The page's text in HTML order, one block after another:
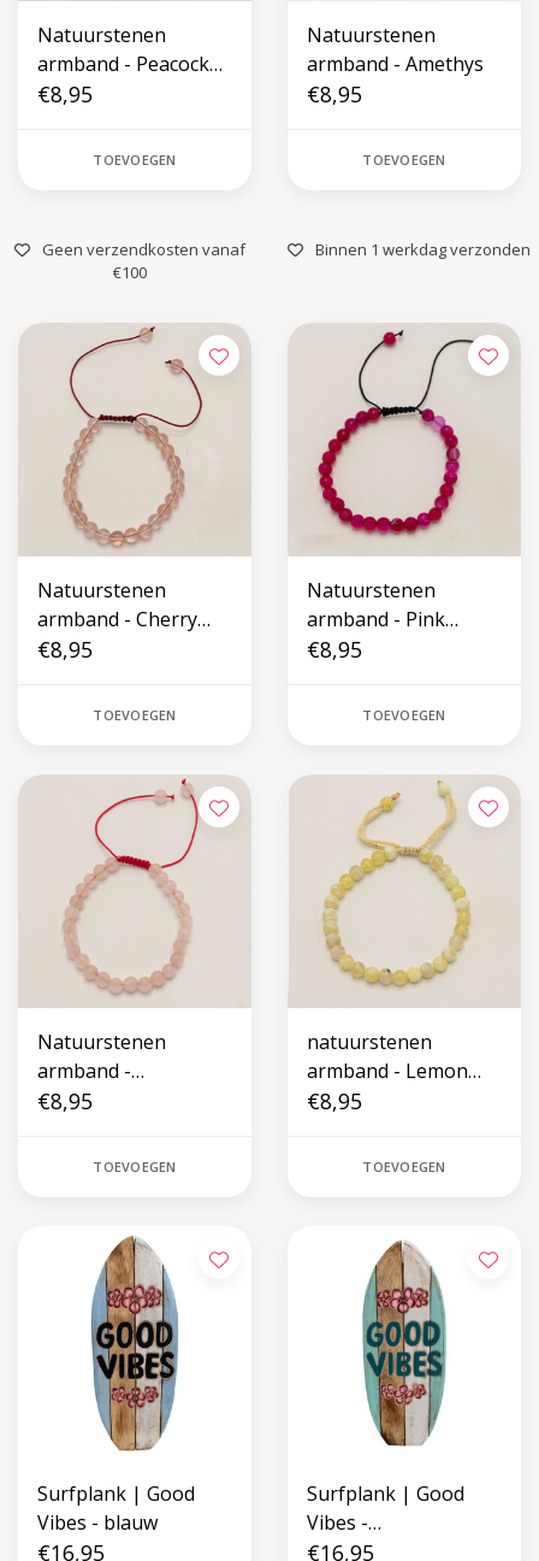
Natuurstenen
armband - Peacock
Stone
€8,95
TOEVOEGEN
Natuurstenen
armband - Amethys
€8,95
TOEVOEGEN
Geen verzendkosten vanaf
€100
Binnen 1 werkdag verzonden
Natuurstenen
armband - Cherry
Quartz
€8,95
TOEVOEGEN
Natuurstenen
armband - Pink
Botswana Agate
€8,95
TOEVOEGEN
Natuurstenen
armband -
Rozenkwarts
€8,95
TOEVOEGEN
natuurstenen
armband - Lemon
Agate
€8,95
TOEVOEGEN
Surfplank | Good
Vibes - blauw
€16,95
Surfplank | Good
Vibes -
Turquoise/groen
€16,95